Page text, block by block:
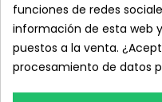
DETALLES DEL PRODUCTO
funciones de redes
información de esta web
puestos a la venta.
procesamiento de datos